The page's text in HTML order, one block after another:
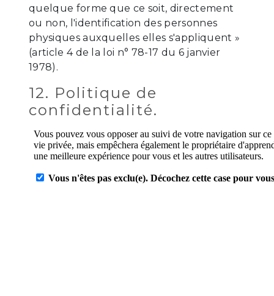
quelque forme que ce soit, directement
ou non, l'identification des personnes
physiques auxquelles elles s'appliquent »
(article 4 de la loi n° 78-17 du 6 janvier
1978).
12. Politique de
confidentialité.